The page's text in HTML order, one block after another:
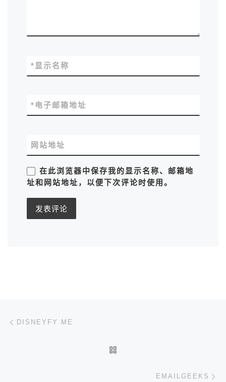
显示名称
*
电子邮箱地址
*
网站地址
在此浏览器中保存我的显示名称、邮箱地
址和网站地址，以便下次评论时使用。
文章导航
DISNEYFY ME
EMAILGEEKS